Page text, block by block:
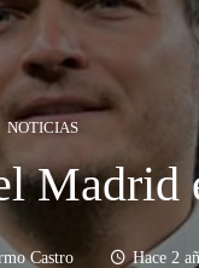
NOTICIAS
Madrid
Castro Hace 2